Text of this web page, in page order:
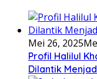
Mei 26, 2025
Profil Halilul
Dilantik